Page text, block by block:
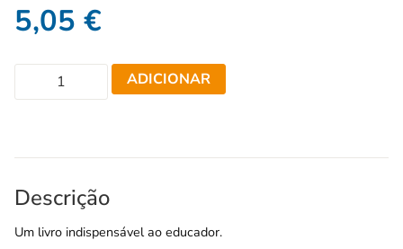
5,05 €
ADICIONAR
Descrição
Um livro indispensável ao educador.